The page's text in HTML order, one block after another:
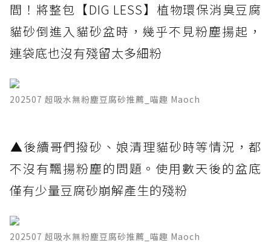
間！將整包【DIG LESS】植物環保消臭豆腐
貓砂倒進入貓砂盆時，幾乎不見粉塵揚起，
連袋底也沒有殘留太多細粉
202507 超吸水無粉塵豆腐砂推薦_喵趣 Maoch
​▲後續哥們撥砂、娘清理貓砂時等情況，都
不沒有飄揚粉塵的問題。使用數天後的盆底
僅有少量豆腐砂崩解產生的殘粉
202507 超吸水無粉塵豆腐砂推薦_喵趣 Maoch